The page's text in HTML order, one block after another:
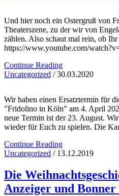
Und hier noch ein Ostergruß von
Theaterszene, zu der wir von
zählen. Also schaut mal rein, ob Ihr
https://www.youtube.com/
Continue Reading
Uncategorized / 30.03.2020
Wir haben einen Ersatztermin für
"Fridolino in Köln" am 4. April
neue Termin ist der 23. August.
wieder für Euch zu spielen. Die
Continue Reading
Uncategorized / 13.12.2019
Die
Anzeiger und